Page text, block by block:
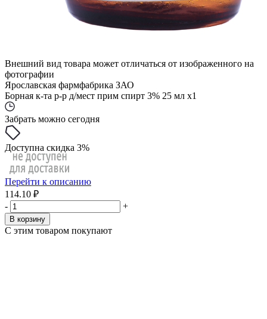
Внешний вид товара может отличаться от изображенного на
фотографии
Ярославская фармфабрика ЗАО
Борная к-та р-р д/мест прим спирт 3% 25 мл x1
Забрать можно сегодня
Доступна скидка 3%
Перейти к описанию
114.10 ₽
-
+
В корзину
С этим товаром покупают